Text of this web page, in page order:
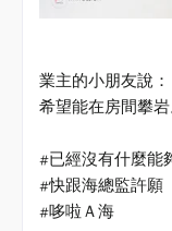
業主的小朋友說：
希望能在房間攀岩
#已經沒有什麼能
#快跟海總監許願
#哆啦Ａ海